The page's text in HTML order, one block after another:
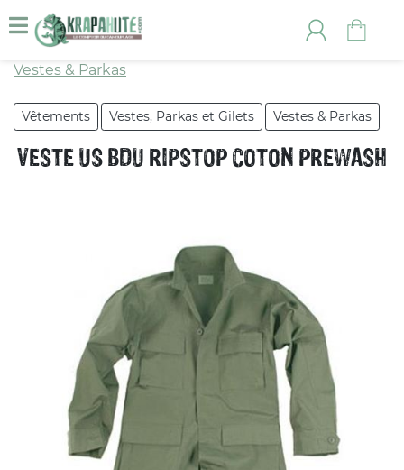
Vêtements Vestes, Parkas et Gilets Vestes & Parkas
VESTE US BDU RIPSTOP COTON PREWASH
Vestes & Parkas